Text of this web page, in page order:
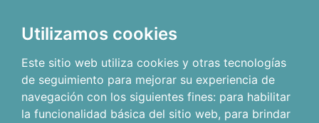
Utilizamos cookies
Este sitio web utiliza cookies y otras tecnologías
de seguimiento para mejorar su experiencia de
navegación con los siguientes fines: para habilitar
la funcionalidad básica del sitio web, para brindar